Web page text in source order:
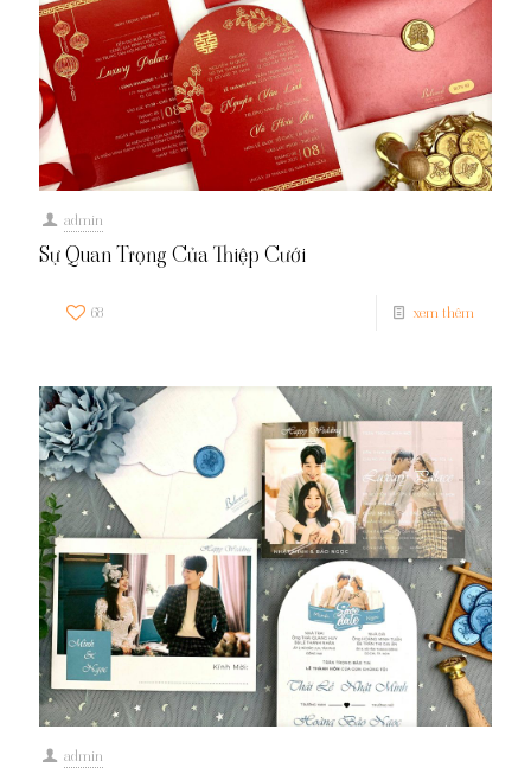
admin
Sự Quan Trọng Của Thiệp Cưới
68 xem thêm
admin